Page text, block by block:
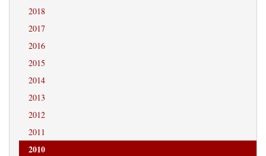
2018
2017
2016
2015
2014
2013
2012
2011
2010